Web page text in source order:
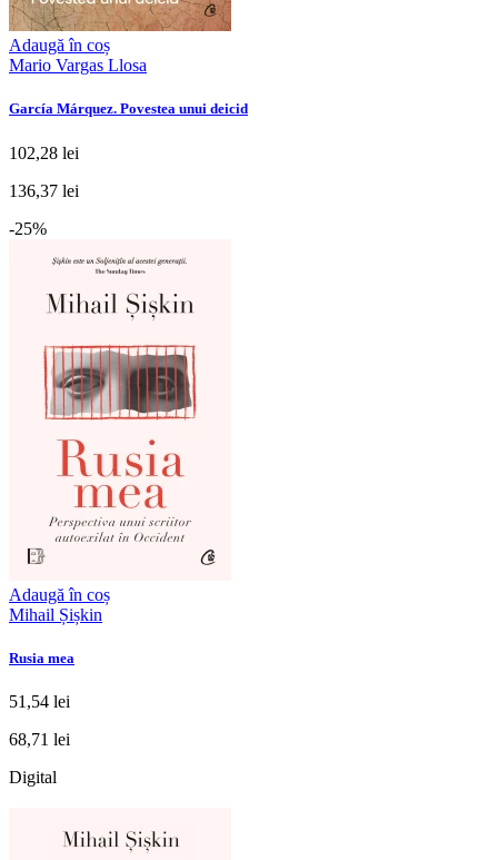
Adaugă în coș
Mario Vargas Llosa
García Márquez. Povestea unui deicid
102,28 lei
136,37 lei
-25%
Adaugă în coș
Mihail Șișkin
Rusia mea
51,54 lei
68,71 lei
Digital